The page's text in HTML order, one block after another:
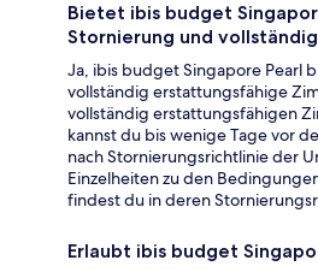
Bietet ibis budget
Stornierung und
Ja, ibis budget Singapore Pearl
vollständig erstattungsfähige
vollständig erstattungsfähigen
kannst du bis wenige Tage vor
nach Stornierungsrichtlinie der
Einzelheiten zu den
findest du in deren
Erlaubt ibis budget